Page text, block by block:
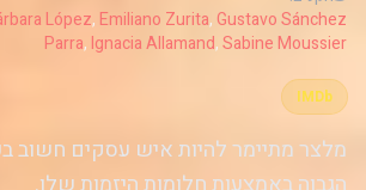
López, Emiliano Zurita, Gustavo Sánchez
Parra, Ignacia Allamand,Sabine Moussier
IMDb
מלצר מתיימר להיות איש עסקים חשוב